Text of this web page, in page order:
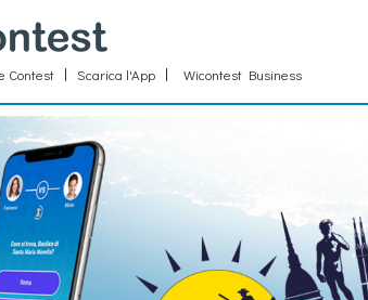
Contest Scarica l'App Wicontest Business